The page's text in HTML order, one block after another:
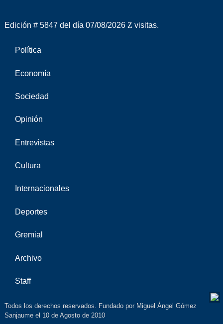
Edición # 5847 del día 07/08/2026 visitas.
Política
Economía
Sociedad
Opinión
Entrevistas
Cultura
Internacionales
Deportes
Gremial
Archivo
Staff
Todos los derechos reservados. Fundado por Miguel Ángel Gómez
Sanjaume el 10 de Agosto de 2010